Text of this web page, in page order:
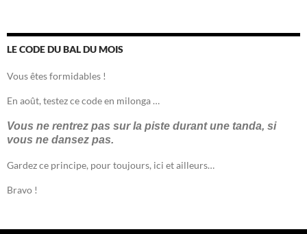
LE CODE DU BAL DU MOIS
Vous êtes formidables !
En août, testez ce code en milonga …
Vous ne rentrez pas sur la piste durant une tanda, si
vous ne dansez pas.
Gardez ce principe, pour toujours, ici et ailleurs…
Bravo !